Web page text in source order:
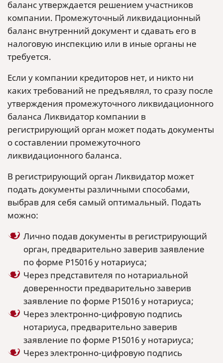
баланс утверждается решением участников
компании. Промежуточный ликвидационный
баланс внутренний документ и сдавать его в
налоговую инспекцию или в иные органы не
требуется.
Если у компании кредиторов нет, и никто ни
каких требований не предъявлял, то сразу после
утверждения промежуточного ликвидационного
баланса Ликвидатор компании в
регистрирующий орган может подать документы
о составлении промежуточного
ликвидационного баланса.
В регистрирующий орган Ликвидатор может
подать документы различными способами,
выбрав для себя самый оптимальный. Подать
можно:
Лично подав документы в регистрирующий
орган, предварительно заверив заявление
по форме Р15016 у нотариуса;
Через представителя по нотариальной
доверенности предварительно заверив
заявление по форме Р15016 у нотариуса;
Через электронно-цифровую подпись
нотариуса, предварительно заверив
заявление по форме Р15016 у нотариуса;
Через электронно-цифровую подпись